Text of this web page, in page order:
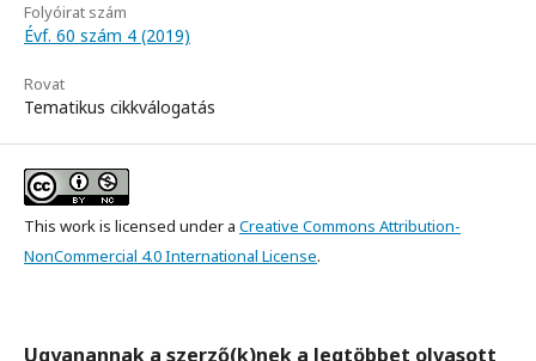
Folyóirat szám
Évf. 60 szám 4 (2019)
Rovat
Tematikus cikkválogatás
This work is licensed under a Creative Commons Attribution-
NonCommercial 4.0 International License.
Ugyanannak a szerző(k)nek a legtöbbet olvasott